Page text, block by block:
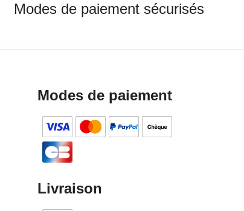
Modes de paiement sécurisés
Modes de paiement
Livraison